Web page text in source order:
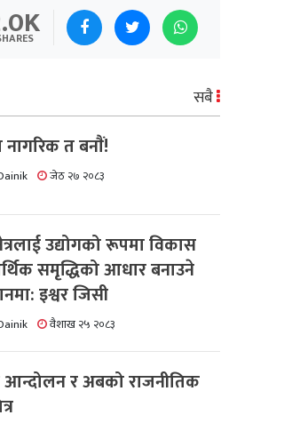
सबै
नागरिक त बनाैं!
जेठ २७ २०८३
उद्योगको रूपमा विकास
समृद्धिको आधार बनाउने
इश्वर जिसी
वैशाख २५ २०८३
र अबको राजनीतिक